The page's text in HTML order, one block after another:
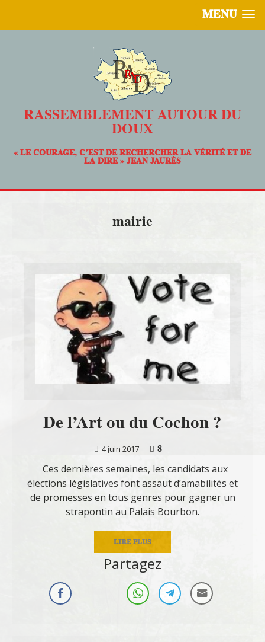
MENU
RASSEMBLEMENT AUTOUR DU
DOUX
« LE COURAGE, C’EST DE RECHERCHER LA VÉRITÉ ET DE
LA DIRE » JEAN JAURÈS
mairie
De l’Art ou du Cochon ?
4 juin 2017
8
Ces dernières semaines, les candidats aux
élections législatives font assaut d’amabilités et
de promesses en tous genres pour gagner un
strapontin au Palais Bourbon.
LIRE PLUS
Partagez